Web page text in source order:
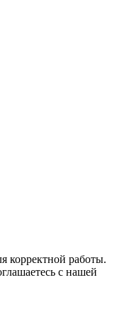
корректной работы.
с нашей